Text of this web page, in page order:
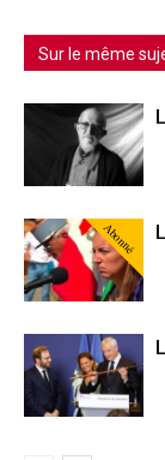
Sur le même
Abonné